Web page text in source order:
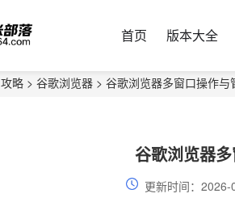
首页 版本大全
攻略 > 谷歌浏览器 > 谷歌浏览器多窗口操作与
谷歌浏览器
更新时间：2026-